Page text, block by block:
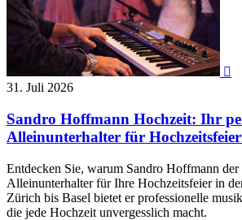

31. Juli 2026
Sandro Hoffmann Hochzeit: Ihr
Alleinunterhalter für
Entdecken Sie, warum Sandro Hoffmann der
Alleinunterhalter für Ihre Hochzeitsfeier in
Zürich bis Basel bietet er professionelle
die jede Hochzeit unvergesslich macht.